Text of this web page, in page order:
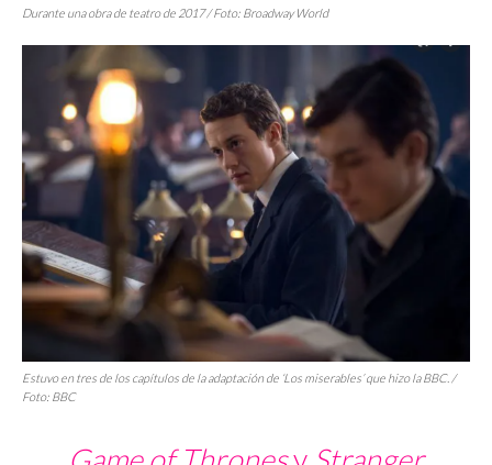
Durante una obra de teatro de 2017 / Foto: Broadway World
Estuvo en tres de los capítulos de la adaptación de ‘Los miserables’que hizo la BBC. /
Foto: BBC